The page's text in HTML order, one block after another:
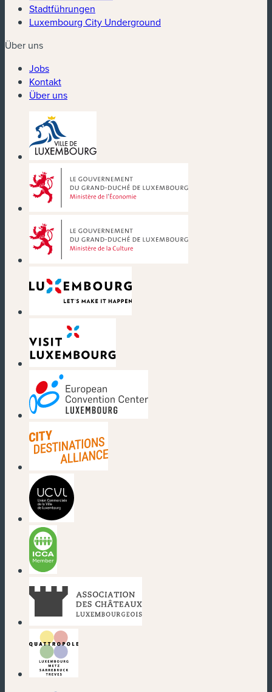
Stadtführungen
Luxembourg City Underground
Über uns
Jobs
Kontakt
Über uns